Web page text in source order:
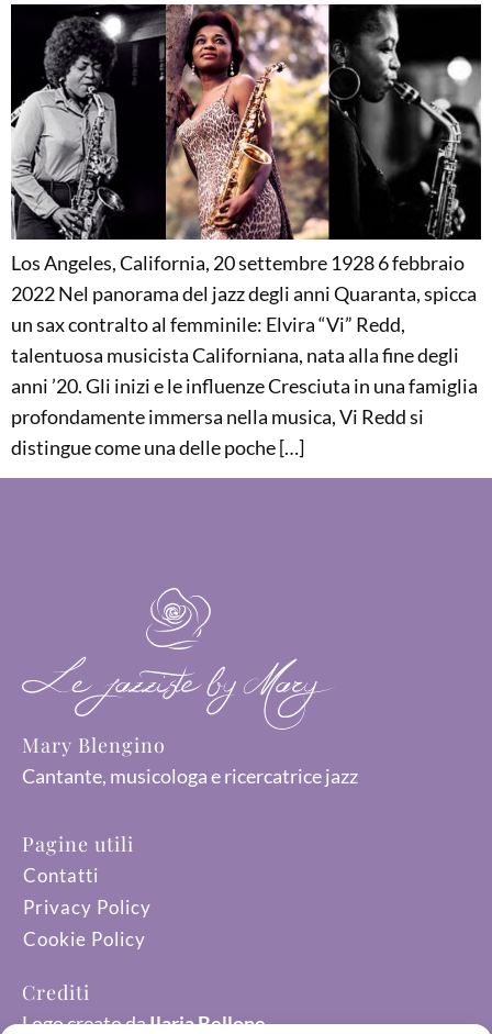
Los Angeles, California, 20 settembre 1928 6 febbraio
2022 Nel panorama del jazz degli anni Quaranta, spicca
un sax contralto al femminile: Elvira “Vi” Redd,
talentuosa musicista Californiana, nata alla fine degli
anni ’20. Gli inizi e le influenze Cresciuta in una famiglia
profondamente immersa nella musica, Vi Redd si
distingue come una delle poche […]
Mary Blengino
Cantante, musicologa e ricercatrice jazz
Pagine utili
Contatti
Privacy Policy
Cookie Policy
Crediti
Logo creato daIlaria Bellone